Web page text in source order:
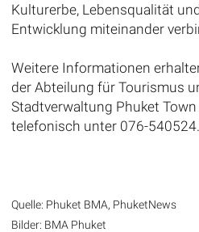
Kulturerbe, Lebensqualität
Entwicklung miteinander
Weitere Informationen
der Abteilung für Tourismus
Stadtverwaltung Phuket
telefonisch unter 076-540524.
Quelle: Phuket BMA, PhuketNews
Bilder: BMA Phuket